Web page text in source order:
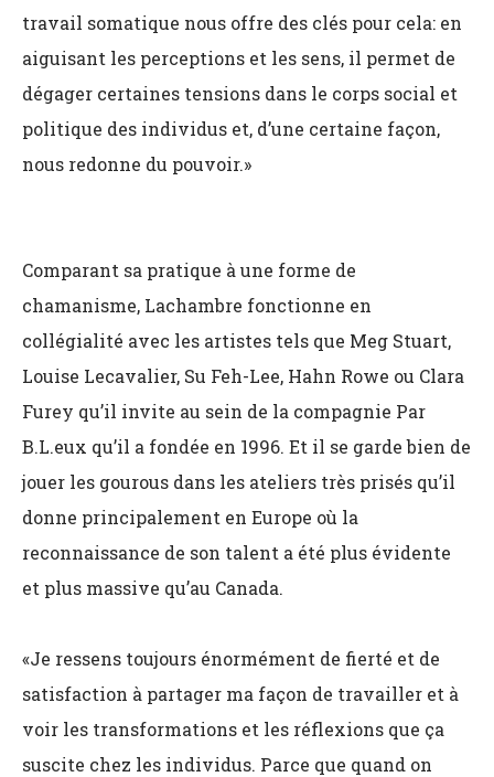
travail somatique nous offre des clés pour cela: en
aiguisant les perceptions et les sens, il permet de
dégager certaines tensions dans le corps social et
politique des individus et, d’une certaine façon,
nous redonne du pouvoir.»
Comparant sa pratique à une forme de
chamanisme, Lachambre fonctionne en
collégialité avec les artistes tels que Meg Stuart,
Louise Lecavalier, Su Feh-Lee, Hahn Rowe ou Clara
Furey qu’il invite au sein de la compagnie Par
B.L.eux qu’il a fondée en 1996. Et il se garde bien de
jouer les gourous dans les ateliers très prisés qu’il
donne principalement en Europe où la
reconnaissance de son talent a été plus évidente
et plus massive qu’au Canada.
«Je ressens toujours énormément de fierté et de
satisfaction à partager ma façon de travailler et à
voir les transformations et les réflexions que ça
suscite chez les individus. Parce que quand on